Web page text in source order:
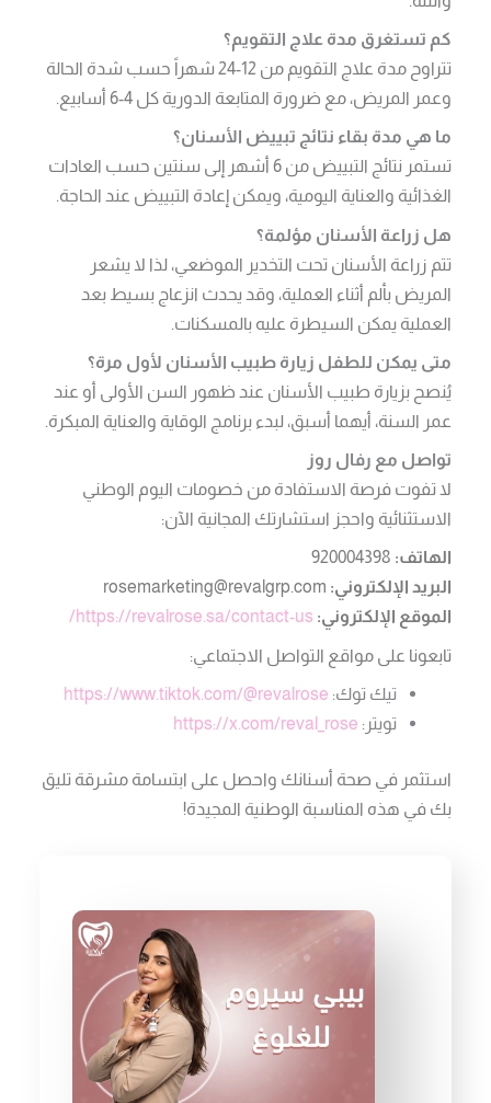
كم تستغرق مدة علاج التقويم؟
تتراوح مدة علاج التقويم من 12-24 شهراً حسب شدة الحالة
وعمر المريض، مع ضرورة المتابعة الدورية كل 4-6 أسابيع.
ما هي مدة بقاء نتائج تبييض الأسنان؟
تستمر نتائج التبييض من 6 أشهر إلى سنتين حسب العادات
الغذائية والعناية اليومية، ويمكن إعادة التبييض عند الحاجة.
هل زراعة الأسنان مؤلمة؟
تتم زراعة الأسنان تحت التخدير الموضعي، لذا لا يشعر
المريض بألم أثناء العملية، وقد يحدث انزعاج بسيط بعد
العملية يمكن السيطرة عليه بالمسكنات.
متى يمكن للطفل زيارة طبيب الأسنان لأول مرة؟
يُنصح بزيارة طبيب الأسنان عند ظهور السن الأولى أو عند
عمر السنة، أيهما أسبق، لبدء برنامج الوقاية والعناية المبكرة.
تواصل مع رفال روز
لا تفوت فرصة الاستفادة من خصومات اليوم الوطني
الاستثنائية واحجز استشارتك المجانية الآن:
الهاتف:
البريد الإلكتروني: rosemarketing@revalgrp.com
الموقع الإلكتروني:
تابعونا على مواقع التواصل الاجتماعي:
تيك توك:
تويتر:
استثمر في صحة أسنانك واحصل على ابتسامة مشرقة تليق
بك في هذه المناسبة الوطنية المجيدة!